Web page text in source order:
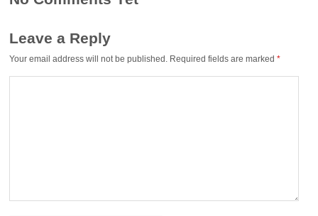
Leave a Reply
Your email address will not be published. Required fields are marked*